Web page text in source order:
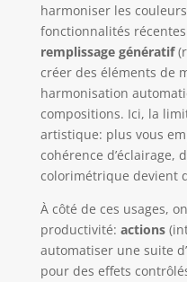
harmoniser les
fonctionnalités
remplissage génératif
créer des éléments de
harmonisation
compositions. Ici, la
artistique: plus vous
cohérence d’éclairage,
colorimétrique devient
À côté de ces usages,
productivité: actions
automatiser une suite
pour des effets